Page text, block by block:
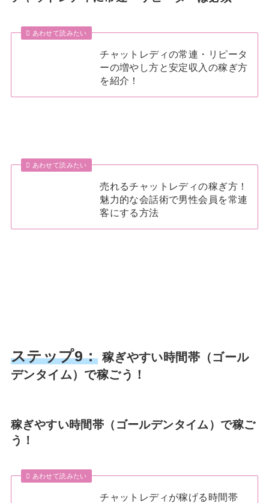
あわせて読みたい
チャットレディの常連・リピータ
ーの増やし方と安定収入の稼ぎ方
を紹介！
あわせて読みたい
売れるチャットレディの稼ぎ方！
魅力的な会話術で男性会員を常連
客にする方法
ステップ9： 稼ぎやすい時間帯（ゴール
デンタイム）で稼ごう！
稼ぎやすい時間帯（ゴールデンタイム）で稼ご
う！
あわせて読みたい
チャットレディが稼げる時間帯